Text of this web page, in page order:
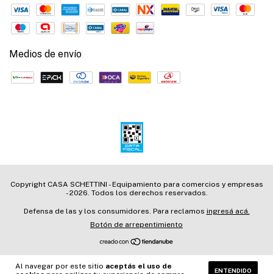
Al navegar por este sitio aceptás el uso de
ENTENDIDO
Medios de envío
Copyright CASA SCHETTINI - Equipamiento para comercios y empresas
- 2026. Todos los derechos reservados.
Defensa de las y los consumidores. Para reclamos ingresá acá.
Botón de arrepentimiento